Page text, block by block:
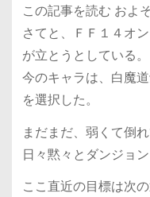
この記事を読む およ
さてと、ＦＦ１４オ
が立とうとしている。
今のキャラは、白魔
を選択した。
まだまだ、弱くて倒
日々黙々とダンジョ
ここ直近の目標は次の